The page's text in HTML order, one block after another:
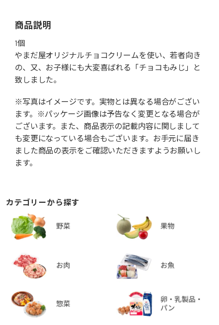
商品説明
1個
やまだ屋オリジナルチョコクリームを使い、若者向き
の、又、お子様にも大変喜ばれる「チョコもみじ」と
致しました。
※写真はイメージです。実物とは異なる場合がござい
ます。※パッケージ画像は予告なく変更となる場合が
ございます。また、商品表示の記載内容に関しまして
も変更になっている場合もございます。お手元に届き
ました商品の表示をご確認いただきますようお願いし
ます。
カテゴリーから探す